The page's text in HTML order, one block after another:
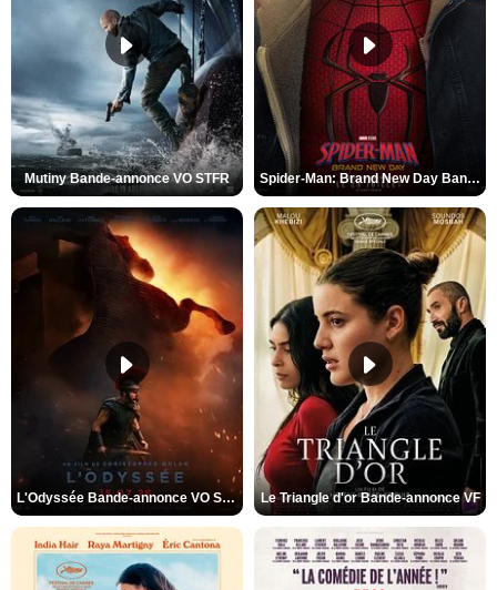
Mutiny Bande-annonce VO STFR Spider-Man: Brand New Day Bande-annonce VO STFR
L'Odyssée Bande-annonce VO STFR Le Triangle d'or Bande-annonce VF